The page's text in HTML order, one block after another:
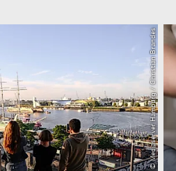
© Mediaserver Hamburg / Christian Brandes